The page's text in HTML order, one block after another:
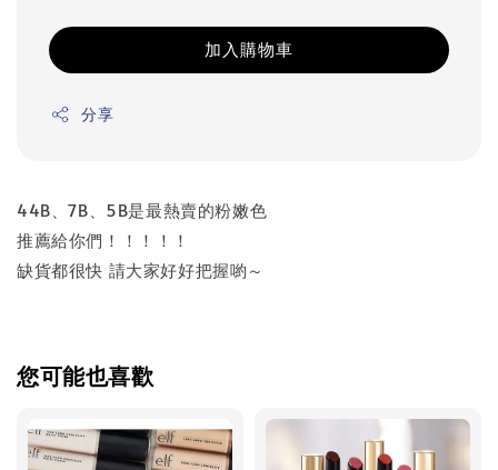
加入購物車
分享
44B、7B、5B是最熱賣的粉嫩色
推薦給你們！！！！！
缺貨都很快 請大家好好把握喲～
您可能也喜歡